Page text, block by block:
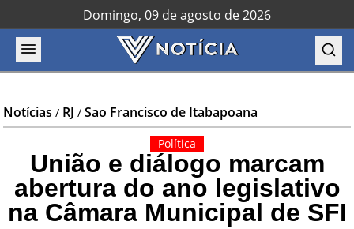
Domingo, 09 de agosto de 2026
Notícias / RJ /Sao Francisco de Itabapoana
Política
União e diálogo marcam
abertura do ano legislativo
na Câmara Municipal de SFI